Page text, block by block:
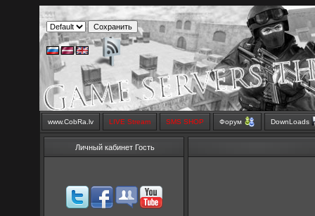
www.CobRa.lv LIVE Stream SMS SHOP Форум DownLoads
Личный кабинет Гость